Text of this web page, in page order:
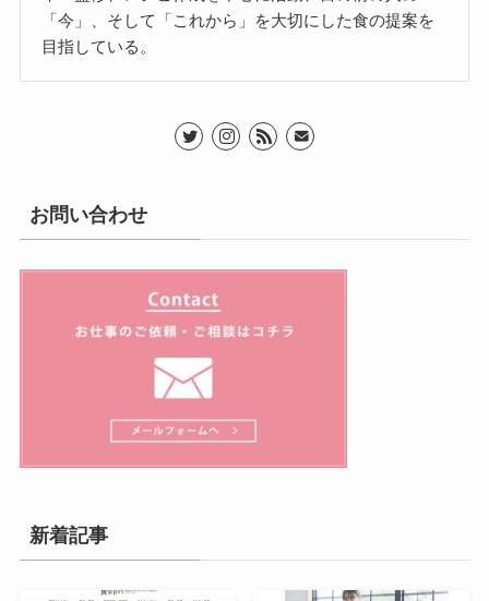
「今」、そして「これから」を大切にした食の提案を
目指している。
お問い合わせ
新着記事